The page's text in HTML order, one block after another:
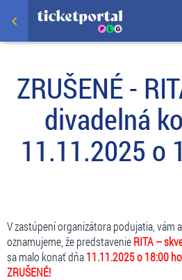
ZRUŠENÉ -
divadelná
11.11.2025 o
V zastúpení organizátora podujatia, vám
oznamujeme, že predstavenieRITA –
sa malo konať dňa11.11.2025 o 18:00
ZRUŠENÉ!